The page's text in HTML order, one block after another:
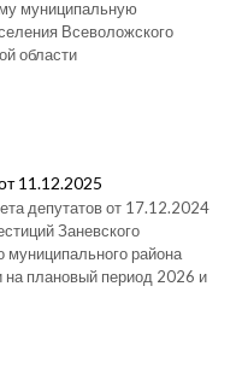
муниципальную
Всеволожского
области
11.12.2025
депутатов от 17.12.2024
Заневского
муниципального района
на плановый период 2026 и